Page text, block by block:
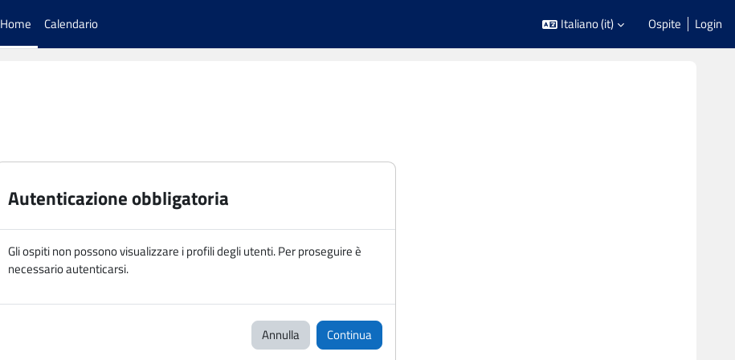
Home Calendario Italiano ‎(it)‎ Ospite Login
Autenticazione obbligatoria
Gli ospiti non possono visualizzare i profili degli utenti. Per proseguire è
necessario autenticarsi.
Annulla Continua